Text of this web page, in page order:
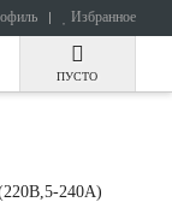
Избранное
ПУСТО
240А)